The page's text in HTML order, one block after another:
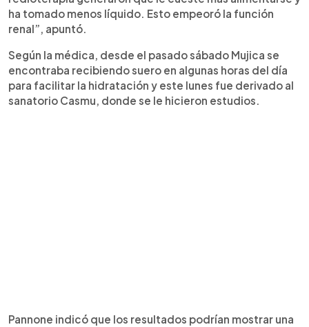
ha tomado menos líquido. Esto empeoró la función
renal”, apuntó.
Según la médica, desde el pasado sábado Mujica se
encontraba recibiendo suero en algunas horas del día
para facilitar la hidratación y este lunes fue derivado al
sanatorio Casmu, donde se le hicieron estudios.
Pannone indicó que los resultados podrían mostrar una